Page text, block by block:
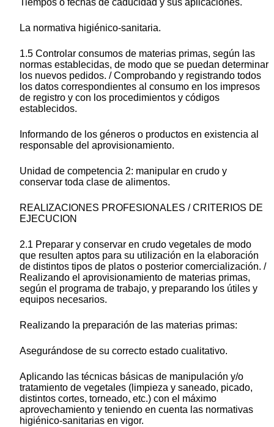
Tiempos o fechas de caducidad y sus aplicaciones.
La normativa higiénico-sanitaria.
1.5 Controlar consumos de materias primas, según las
normas establecidas, de modo que se puedan determinar
los nuevos pedidos. / Comprobando y registrando todos
los datos correspondientes al consumo en los impresos
de registro y con los procedimientos y códigos
establecidos.
Informando de los géneros o productos en existencia al
responsable del aprovisionamiento.
Unidad de competencia 2: manipular en crudo y
conservar toda clase de alimentos.
REALIZACIONES PROFESIONALES / CRITERIOS DE
EJECUCION
2.1 Preparar y conservar en crudo vegetales de modo
que resulten aptos para su utilización en la elaboración
de distintos tipos de platos o posterior comercialización. /
Realizando el aprovisionamiento de materias primas,
según el programa de trabajo, y preparando los útiles y
equipos necesarios.
Realizando la preparación de las materias primas:
Asegurándose de su correcto estado cualitativo.
Aplicando las técnicas básicas de manipulación y/o
tratamiento de vegetales (limpieza y saneado, picado,
distintos cortes, torneado, etc.) con el máximo
aprovechamiento y teniendo en cuenta las normativas
higiénico-sanitarias en vigor.